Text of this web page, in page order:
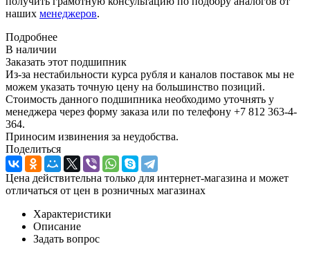
наших менеджеров.
Подробнее
В наличии
Заказать этот подшипник
Из-за нестабильности курса рубля и каналов поставок мы не
можем указать точную цену на большинство позиций.
Стоимость данного подшипника необходимо уточнять у
менеджера через форму заказа или по телефону +7 812 363-4-
364.
Приносим извинения за неудобства.
Поделиться
Цена действительна только для интернет-магазина и может
отличаться от цен в розничных магазинах
Характеристики
Описание
Задать вопрос